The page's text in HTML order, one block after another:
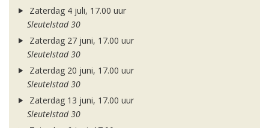
Zaterdag 4 juli, 17.00 uur
Sleutelstad 30
Zaterdag 27 juni, 17.00 uur
Sleutelstad 30
Zaterdag 20 juni, 17.00 uur
Sleutelstad 30
Zaterdag 13 juni, 17.00 uur
Sleutelstad 30